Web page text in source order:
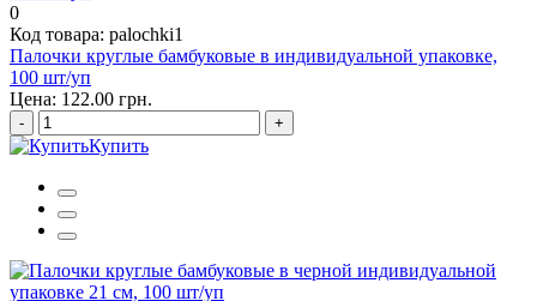
0
Код товара: palochki1
Палочки круглые бамбуковые в индивидуальной упаковке,
100 шт/уп
Цена: 122.00 грн.
- +
Купить